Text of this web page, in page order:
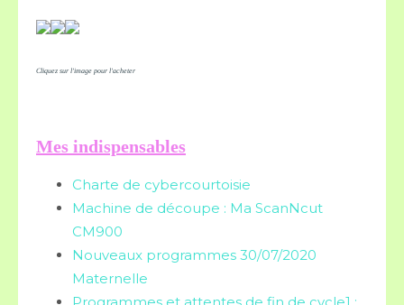
Cliquez sur l'image pour l'acheter
Mes indispensables
Charte de cybercourtoisie
Machine de découpe : Ma ScanNcut
CM900
Nouveaux programmes 30/07/2020
Maternelle